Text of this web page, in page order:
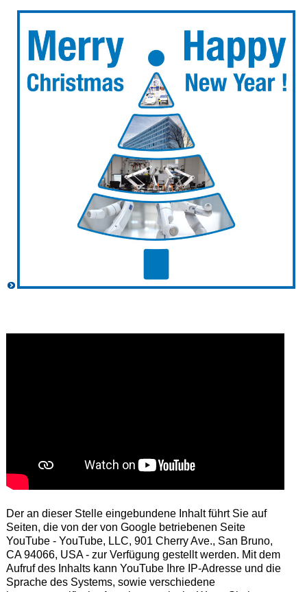
Der an dieser Stelle eingebundene Inhalt führt Sie auf
Seiten, die von der von Google betriebenen Seite
YouTube - YouTube, LLC, 901 Cherry Ave., San Bruno,
CA 94066, USA - zur Verfügung gestellt werden. Mit dem
Aufruf des Inhalts kann YouTube Ihre IP-Adresse und die
Sprache des Systems, sowie verschiedene